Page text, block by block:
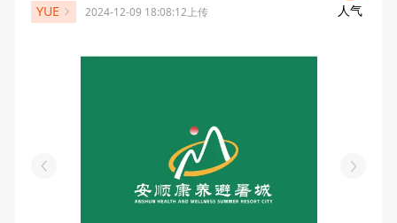
YUE 2024-12-09 18:08:12上传
人气